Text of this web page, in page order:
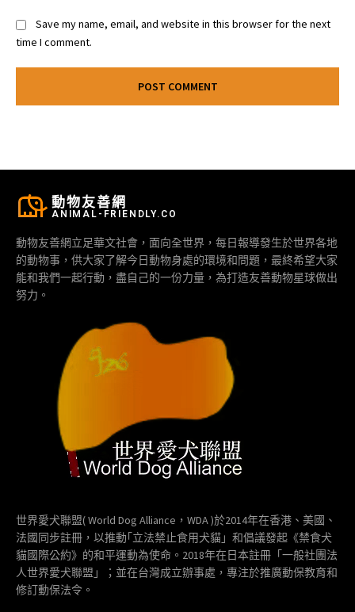
Save my name, email, and website in this browser for the next
time I comment.
動物友善網
ANIMAL-FRIENDLY.CO
動物友善網立足華文社會，面向全世界，每日報導發生於世界各地
的動物事，供大家了解今日動物身處的環境和問題，最終希望大家
能和我們一起行動，盡自己的一份力量，為打造友善動物星球做出
努力。
世界愛犬聯盟( World Dog Alliance，WDA )於2014年在香港、美國、
法國同步註冊，以推動｢立法禁止食用犬貓」和倡議發起《禁食犬
貓國際公約》的和平運動為使命。2018年在日本註冊「一般社團法
人世界愛犬聯盟」；並在台灣成立辦事處，專注於推廣動保教育和
修訂動保法令。